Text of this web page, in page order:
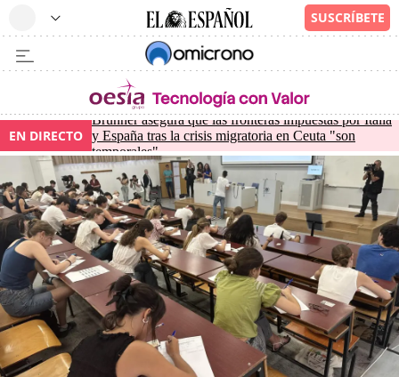
EN DIRECTO
Brunner asegura que las fronteras impuestas por Italia
y España tras la crisis migratoria en Ceuta "son
temporales"